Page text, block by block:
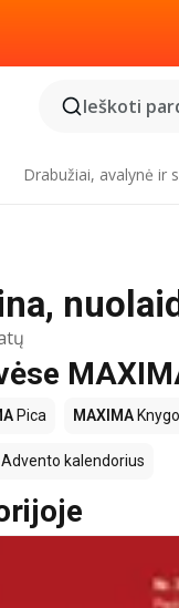
Ieškoti
Drabužiai, avalynė ir
Pica MAXIMA
Advento kalendorius